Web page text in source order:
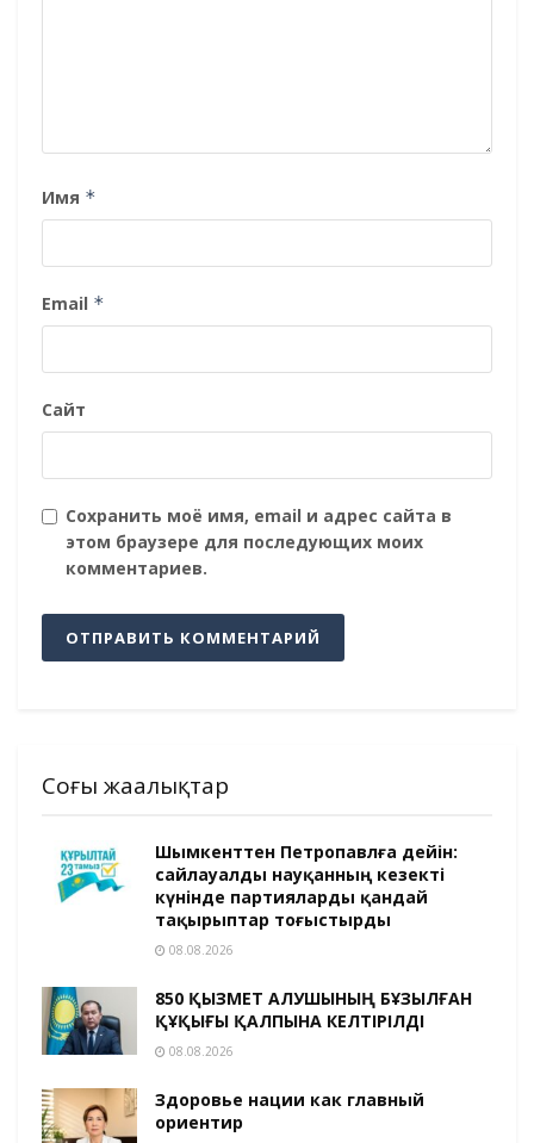
Имя *
Email *
Сайт
Сохранить моё имя, email и адрес сайта в
этом браузере для последующих моих
комментариев.
Соңғы жаңалықтар
Шымкенттен Петропавлға дейін:
сайлауалды науқанның кезекті
күнінде партияларды қандай
тақырыптар тоғыстырды
08.08.2026
850 ҚЫЗМЕТ АЛУШЫНЫҢ БҰЗЫЛҒАН
ҚҰҚЫҒЫ ҚАЛПЫНА КЕЛТІРІЛДІ
08.08.2026
Здоровье нации как главный
ориентир